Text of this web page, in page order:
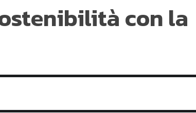
ESG Smart Data
con la